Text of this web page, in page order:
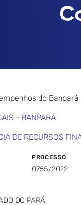
do Banpará
- BANPARÁ
DE RECURSOS
PROCESSO
0785/2022
DO PARÁ